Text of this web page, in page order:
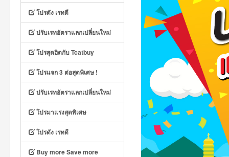
โปรดัง เรทดี
ปรับเรทอัตราแลกเปลี่ยนใหม่
โปรสุดฮิตกับ Tcatbuy
โปรแจก 3 ต่อสุดพิเศษ !
ปรับเรทอัตราแลกเปลี่ยนใหม่
โปรมาแรงสุดพิเศษ
โปรดัง เรทดี
Buy more Save more